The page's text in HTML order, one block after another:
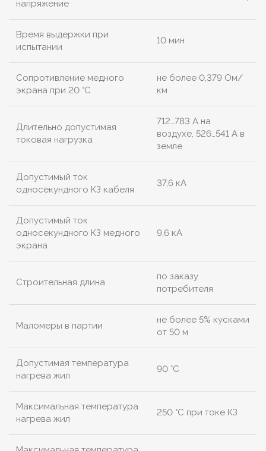
напряжение
Время выдержки при
испытании
10 мин
Сопротивление медного
экрана при 20 °С
не более 0,379 Ом/
км
Длительно допустимая
токовая нагрузка
712…783 А на
воздухе, 526…541 А в
земле
Допустимый ток
односекундного КЗ кабеля
37,6 кА
Допустимый ток
односекундного КЗ медного
экрана
9,6 кА
Строительная длина
по заказу
потребителя
Маломеры в партии
не более 5% кусками
от 50 м
Допустимая температура
нагрева жил
90 °C
Максимальная температура
нагрева жил
250 °C при токе КЗ